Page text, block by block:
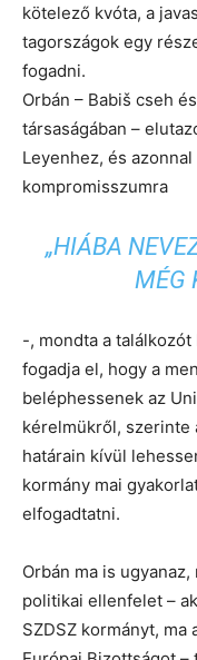
kötelező kvóta, a
tagországok egy
fogadni.
Orbán – Babiš cseh
társaságában –
Leyenhez, és
kompromisszumra
„HIÁBA
MÉG
-, mondta a
fogadja el, hogy a
beléphessenek az
kérelmükről, szerinte
határain kívül
kormány mai
elfogadtatni.
Orbán ma is
politikai ellenfelet –
SZDSZ kormányt,